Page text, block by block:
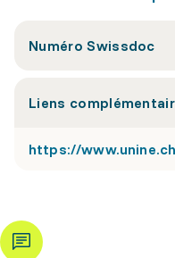
Numéro Swissdoc
Liens
https://